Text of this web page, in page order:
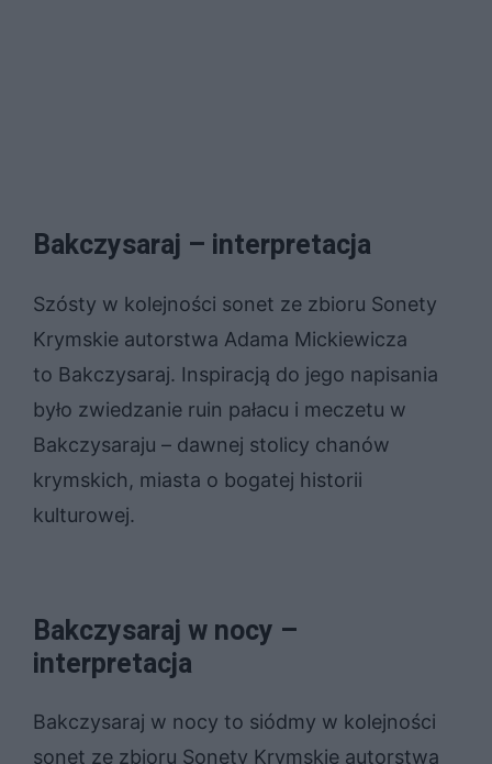
Bakczysaraj – interpretacja
Szósty w kolejności sonet ze zbioru Sonety
Krymskie autorstwa Adama Mickiewicza
to Bakczysaraj. Inspiracją do jego napisania
było zwiedzanie ruin pałacu i meczetu w
Bakczysaraju – dawnej stolicy chanów
krymskich, miasta o bogatej historii
kulturowej.
Bakczysaraj w nocy –
interpretacja
Bakczysaraj w nocy to siódmy w kolejności
sonet ze zbioru Sonety Krymskie autorstwa